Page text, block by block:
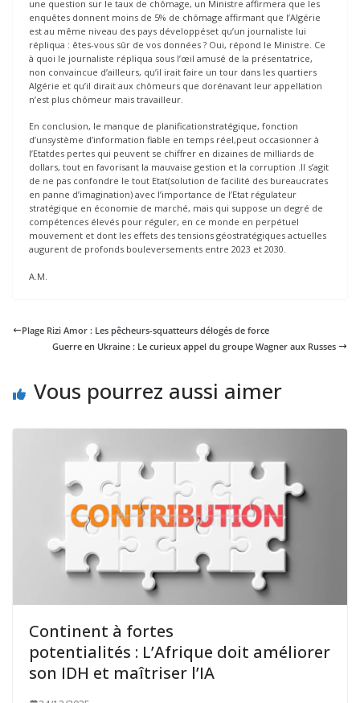
une question sur le taux de chômage, un Ministre affirmera que les
enquêtes donnent moins de 5% de chômage affirmant que l’Algérie
est au même niveau des pays développéset qu’un journaliste lui
répliqua : êtes-vous sûr de vos données ? Oui, répond le Ministre. Ce
à quoi le journaliste répliqua sous l’œil amusé de la présentatrice,
non convaincue d’ailleurs, qu’il irait faire un tour dans les quartiers
Algérie et qu’il dirait aux chômeurs que dorénavant leur appellation
n’est plus chômeur mais travailleur.
En conclusion, le manque de planificationstratégique, fonction
d’unsystème d’information fiable en temps réel,peut occasionner à
l’Etatdes pertes qui peuvent se chiffrer en dizaines de milliards de
dollars, tout en favorisant la mauvaise gestion et la corruption .Il s’agit
de ne pas confondre le tout Etat(solution de facilité des bureaucrates
en panne d’imagination) avec l’importance de l’Etat régulateur
stratégique en économie de marché, mais qui suppose un degré de
compétences élevés pour réguler, en ce monde en perpétuel
mouvement et dont les effets des tensions géostratégiques actuelles
augurent de profonds bouleversements entre 2023 et 2030.
A.M.
Plage Rizi Amor : Les pêcheurs-squatteurs délogés de force
Guerre en Ukraine : Le curieux appel du groupe Wagner aux Russes
Vous pourrez aussi aimer
Continent à fortes
potentialités : L’Afrique doit améliorer
son IDH et maîtriser l’IA